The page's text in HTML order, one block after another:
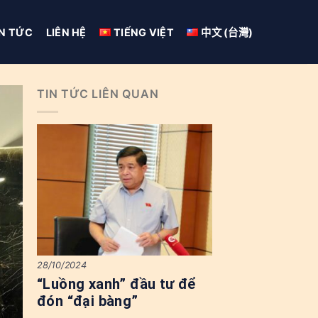
TỨC LIÊN HỆ TIẾNG VIỆT 中文 (台灣)
TIN TỨC LIÊN QUAN
“Luồng xanh” đầu tư để
đón “đại bàng”
28/10/2024